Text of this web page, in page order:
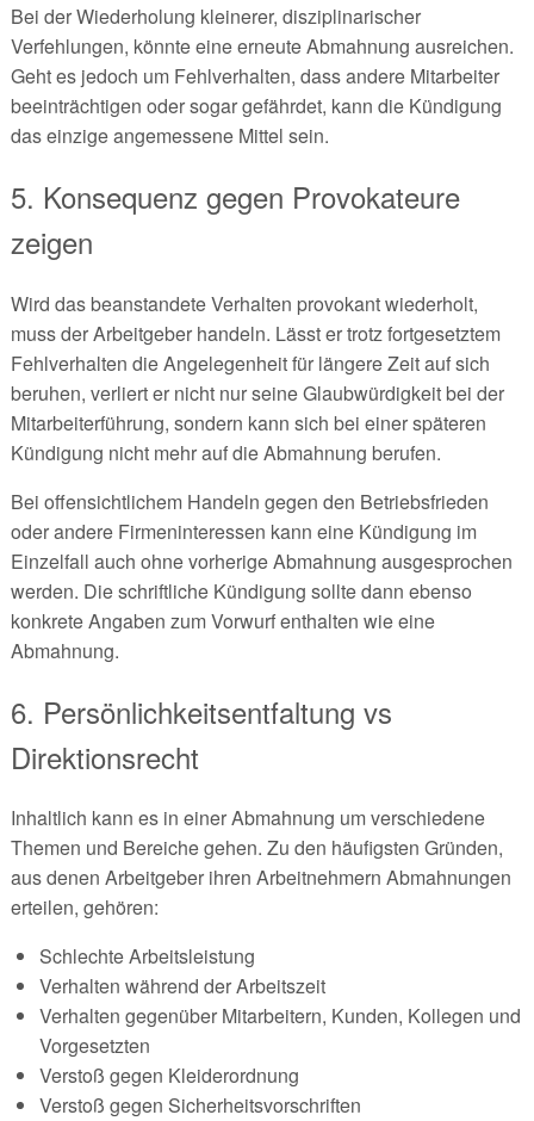
Bei der Wiederholung kleinerer, disziplinarischer
Verfehlungen, könnte eine erneute Abmahnung ausreichen.
Geht es jedoch um Fehlverhalten, dass andere Mitarbeiter
beeinträchtigen oder sogar gefährdet, kann die Kündigung
das einzige angemessene Mittel sein.
5. Konsequenz gegen Provokateure
zeigen
Wird das beanstandete Verhalten provokant wiederholt,
muss der Arbeitgeber handeln. Lässt er trotz fortgesetztem
Fehlverhalten die Angelegenheit für längere Zeit auf sich
beruhen, verliert er nicht nur seine Glaubwürdigkeit bei der
Mitarbeiterführung, sondern kann sich bei einer späteren
Kündigung nicht mehr auf die Abmahnung berufen.
Bei offensichtlichem Handeln gegen den Betriebsfrieden
oder andere Firmeninteressen kann eine Kündigung im
Einzelfall auch ohne vorherige Abmahnung ausgesprochen
werden. Die schriftliche Kündigung sollte dann ebenso
konkrete Angaben zum Vorwurf enthalten wie eine
Abmahnung.
6. Persönlichkeitsentfaltung vs
Direktionsrecht
Inhaltlich kann es in einer Abmahnung um verschiedene
Themen und Bereiche gehen. Zu den häufigsten Gründen,
aus denen Arbeitgeber ihren Arbeitnehmern Abmahnungen
erteilen, gehören:
Schlechte Arbeitsleistung
Verhalten während der Arbeitszeit
Verhalten gegenüber Mitarbeitern, Kunden, Kollegen und
Vorgesetzten
Verstoß gegen Kleiderordnung
Verstoß gegen Sicherheitsvorschriften